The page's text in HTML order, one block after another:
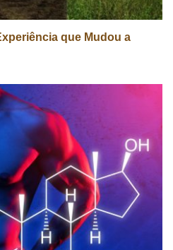
que Mudou a